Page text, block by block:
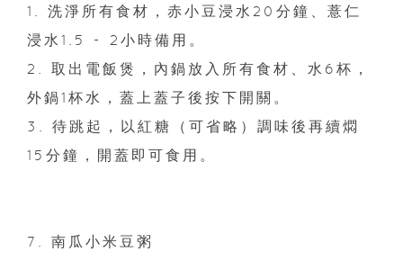
1. 洗淨所有食材，赤小豆浸水20分鐘、薏仁
浸水1.5 - 2小時備用。
2. 取出電飯煲，內鍋放入所有食材、水6杯，
外鍋1杯水，蓋上蓋子後按下開關。
3. 待跳起，以紅糖（可省略）調味後再續燜
15分鐘，開蓋即可食用。
7. 南瓜小米豆粥